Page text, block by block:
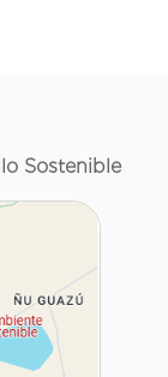
Sostenible